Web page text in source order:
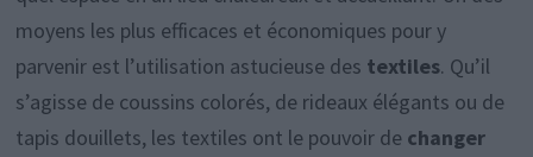
moyens les plus efficaces et économiques pour y
parvenir est l’utilisation astucieuse des textiles. Qu’il
s’agisse de coussins colorés, de rideaux élégants ou de
tapis douillets, les textiles ont le pouvoir de changer